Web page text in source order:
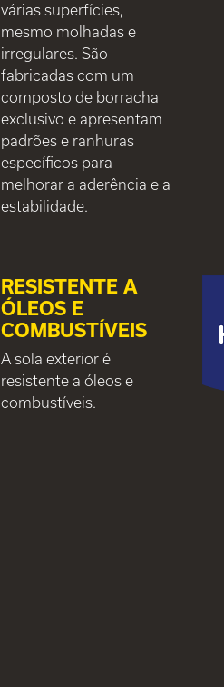
várias superfícies,
mesmo molhadas e
irregulares. São
fabricadas com um
composto de borracha
exclusivo e apresentam
padrões e ranhuras
específicos para
melhorar a aderência e a
estabilidade.
RESISTENTE A
ÓLEOS E
COMBUSTÍVEIS
A sola exterior é
resistente a óleos e
combustíveis.